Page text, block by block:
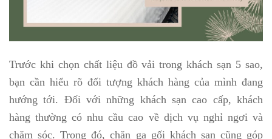
Trước khi chọn chất liệu đồ vải trong khách sạn 5 sao,
bạn cần hiểu rõ đối tượng khách hàng của mình đang
hướng tới. Đối với những khách sạn cao cấp, khách
hàng thường có nhu cầu cao về dịch vụ nghỉ ngơi và
chăm sóc. Trong đó, chăn ga gối khách sạn cũng góp